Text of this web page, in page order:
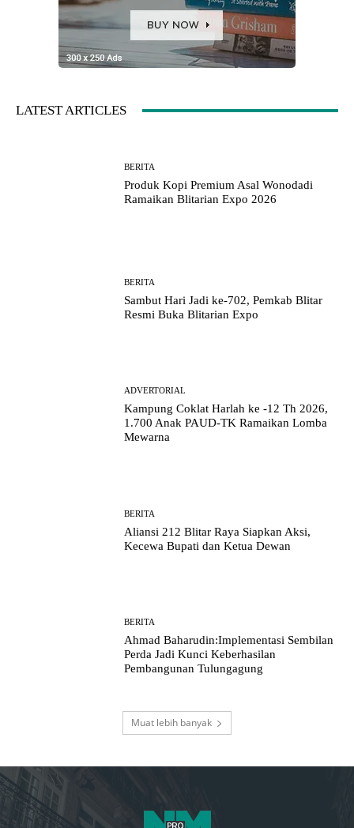
LATEST ARTICLES
BERITA
Produk Kopi Premium Asal Wonodadi
Ramaikan Blitarian Expo 2026
BERITA
Sambut Hari Jadi ke-702, Pemkab Blitar
Resmi Buka Blitarian Expo
ADVERTORIAL
Kampung Coklat Harlah ke -12 Th 2026,
1.700 Anak PAUD-TK Ramaikan Lomba
Mewarna
BERITA
Aliansi 212 Blitar Raya Siapkan Aksi,
Kecewa Bupati dan Ketua Dewan
BERITA
Ahmad Baharudin:Implementasi Sembilan
Perda Jadi Kunci Keberhasilan
Pembangunan Tulungagung
Muat lebih banyak